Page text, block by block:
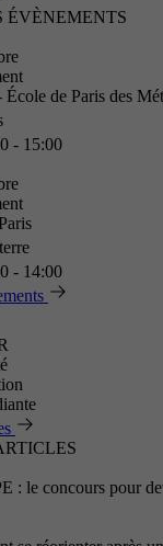
ÉVÈNEMENTS
de Paris des
- 15:00
- 14:00
: le concours pour